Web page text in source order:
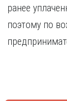
ранее
поэтому по